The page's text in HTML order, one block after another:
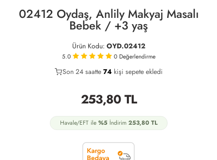
02412 Oydaş, Anlily Makyaj Masalı
Bebek / +3 yaş
Ürün Kodu: OYD.02412
5.0 0 Değerlendirme
34
Son 24 saatte 74kişi sepete ekledi
19
253,80TL
Havale/EFT ile %5İndirim 253,80TL